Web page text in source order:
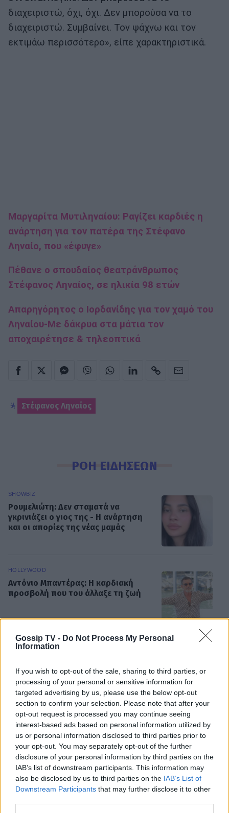
Gossip TV - Do Not Process My Personal
Information
If you wish to opt-out of the sale, sharing to third parties, or
processing of your personal or sensitive information for
targeted advertising by us, please use the below opt-out
section to confirm your selection. Please note that after your
opt-out request is processed you may continue seeing
interest-based ads based on personal information utilized by
us or personal information disclosed to third parties prior to
your opt-out. You may separately opt-out of the further
disclosure of your personal information by third parties on the
IAB’s list of downstream participants. This information may
also be disclosed by us to third parties on the IAB’s List of
Downstream Participants that may further disclose it to other
διαχειριστώ, όχι, όχι. Δεν μπορούσα να το
διαχειριστώ. Συμβαίνει. Τον ψάχνω και τον
εκτιμάω περισσότερο», είπε χαρακτηριστικά.
Μαργαρίτα Μυτιληναίου: Ραγίζει καρδιές η
ανάρτηση για τον πατέρα της Στέφανο
Ληναίο, που «έφυγε»
Πέθανε ο σπουδαίος θεατράνθρωπος
Στέφανος Ληναίος, σε ηλικία 98 ετών
Απαρηγόρητος ο Ιορδανίδης για τον χαμό του
Ληναίου-Με δάκρυα στα μάτια τον
αποχαιρέτησε & τηλεοπτικά
Στέφανος Ληναίος
ΡΟΗ ΕΙΔΗΣΕΩΝ
SHOWBIZ
Ρουμελιώτη: Δεν σταματά να
γκρινιάζει ο γιος της - Η ανάρτηση
και οι απορίες της νέας μαμάς
HOLLYWOOD
Αντόνιο Μπαντέρας: Η καρδιακή
προσβολή που του άλλαξε τη ζωή
SHOWBIZ
Χρίστος Κούγιας για τα
δημοσιεύματα που αφορούν την
προσωπική του ζωή
SHOWBIZ
Τέτα Κωνσταντά: Τα νέα για την
υγεία του Γιώργου Ματαράγκα και ο
γάμος με τον αδερφό του, Γιάννη
ΟΛΕΣ ΟΙ ΕΙΔΗΣΕΙΣ